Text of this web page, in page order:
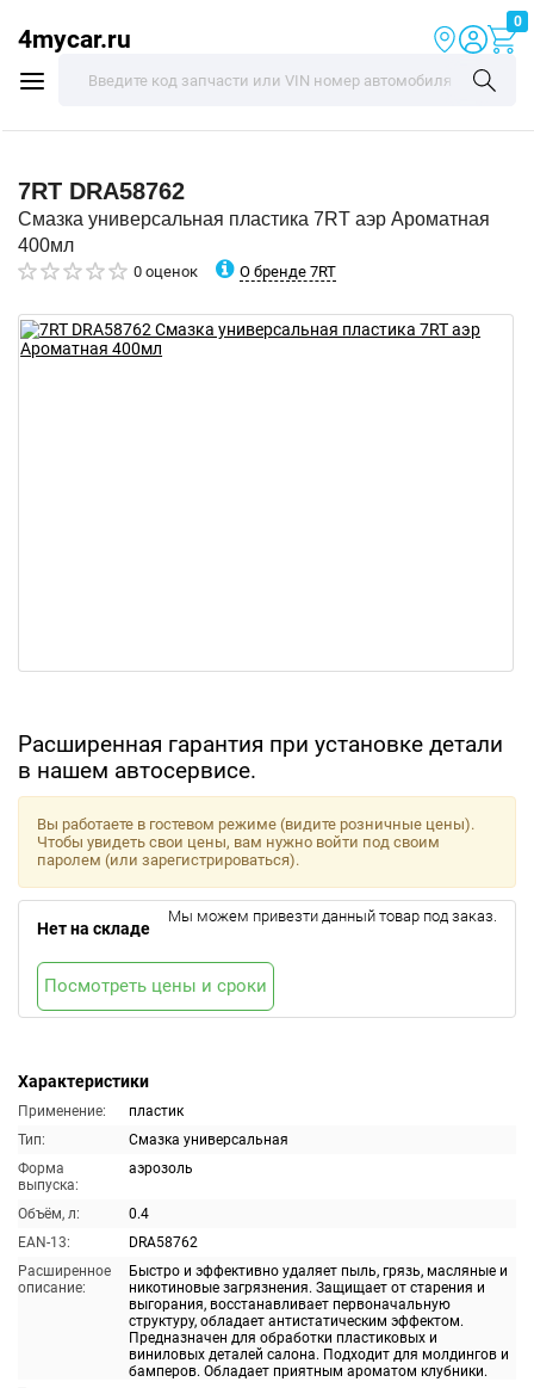
4mycar.ru
0
7RT DRA58762
Смазка универсальная пластика 7RT аэр Ароматная
400мл
0 оценок О бренде 7RT
Расширенная гарантия при установке детали
в нашем автосервисе.
Характеристики
Применение:
пластик
Тип:
Смазка универсальная
Форма
выпуска:
аэрозоль
Объём, л:
0.4
EAN-13:
DRA58762
Расширенное
описание:
Быстро и эффективно удаляет пыль, грязь, масляные и
никотиновые загрязнения. Защищает от старения и
выгорания, восстанавливает первоначальную
структуру, обладает антистатическим эффектом.
Предназначен для обработки пластиковых и
виниловых деталей салона. Подходит для молдингов и
бамперов. Обладает приятным ароматом клубники.
Вы работаете в гостевом режиме (видите розничные цены).
Чтобы увидеть свои цены, вам нужно войти под своим
паролем (или зарегистрироваться).
Нет на складе
Мы можем привезти данный товар под заказ.
Посмотреть цены и сроки